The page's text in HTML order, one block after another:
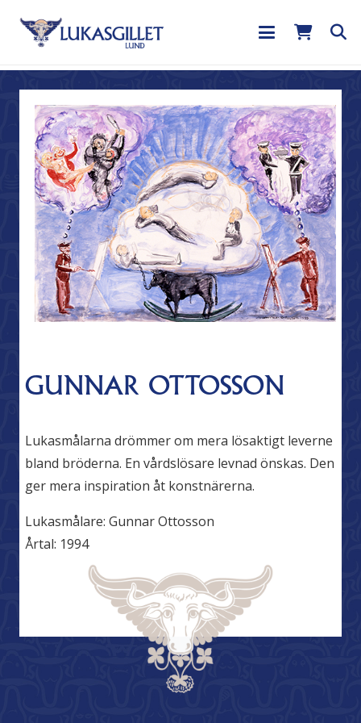
GUNNAR OTTOSSON
Lukasmålarna drömmer om mera lösaktigt leverne
bland bröderna. En vårdslösare levnad önskas. Den
ger mera inspiration åt konstnärerna.
Lukasmålare: Gunnar Ottosson
Årtal: 1994